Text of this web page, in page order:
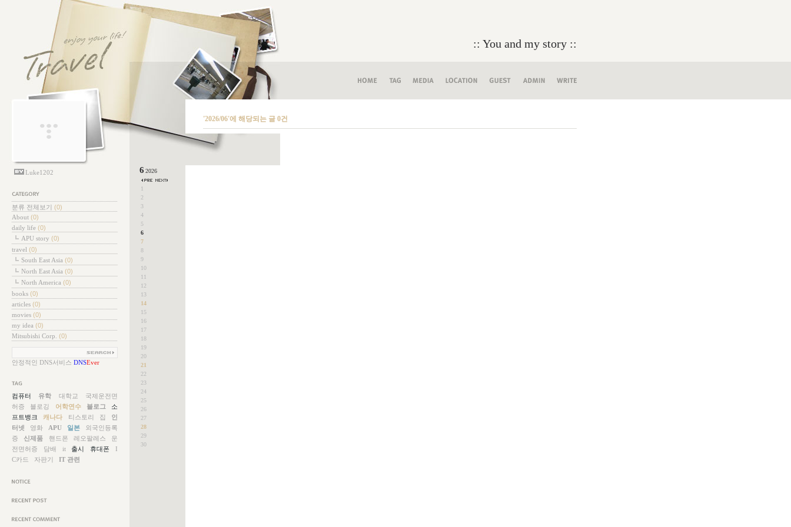
:: You and my story ::
Luke1202
테고리
분류 전체보기 (0)
About (0)
daily life (0)
APU story (0)
travel (0)
South East Asia (0)
North East Asia (0)
North America (0)
books (0)
articles (0)
movies (0)
my idea (0)
Mitsubishi Corp. (0)
안정적인 DNS서비스 DNSEver
그목록
컴퓨터 유학 대학교
국제운전면
허증
블로깅 어학연수 블로그
소
프트뱅크
캐나다 티스토리 집
인
터넷
영화 APU 일본
외국인등록
증
신제품 핸드폰 레오팔레스
운
전면허증
담배 it 출시 휴대폰
I
C카드
자판기 IT 관련
6 2026
1
2
3
4
5
6
7
8
9
10
11
12
13
14
15
16
17
18
19
20
21
22
23
24
25
26
27
28
29
30
'2026/06'에 해당되는 글 0건